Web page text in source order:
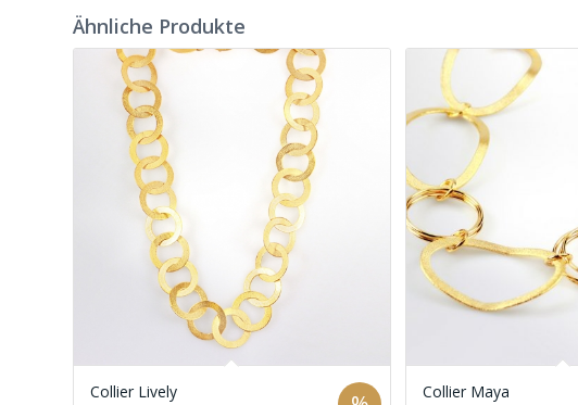
Ähnliche Produkte
Collier Lively Collier Maya